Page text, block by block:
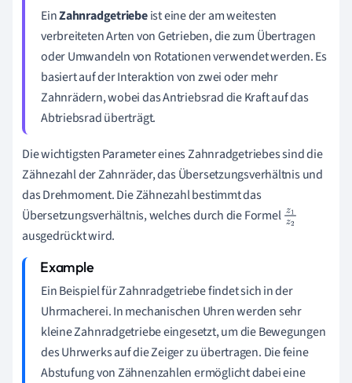
EinZahnradgetriebeist eine der am weitesten
verbreiteten Arten von Getrieben, die zum Übertragen
oder Umwandeln von Rotationen verwendet werden. Es
basiert auf der Interaktion von zwei oder mehr
Zahnrädern, wobei das Antriebsrad die Kraft auf das
Abtriebsrad überträgt.
Die wichtigsten Parameter eines Zahnradgetriebes sind die
Zähnezahl der Zahnräder, das Übersetzungsverhältnis und
das Drehmoment. Die Zähnezahl bestimmt das
Übersetzungsverhältnis, welches durch die Formelz1
ausgedrückt wird.
Ein Beispiel für Zahnradgetriebe findet sich in der
Uhrmacherei. In mechanischen Uhren werden sehr
kleine Zahnradgetriebe eingesetzt, um die Bewegungen
des Uhrwerks auf die Zeiger zu übertragen. Die feine
Abstufung von Zähnenzahlen ermöglicht dabei eine